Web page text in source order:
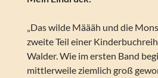
„Das wilde Määäh und die
zweite Teil einer
Walder. Wie im ersten Band
mittlerweile ziemlich groß